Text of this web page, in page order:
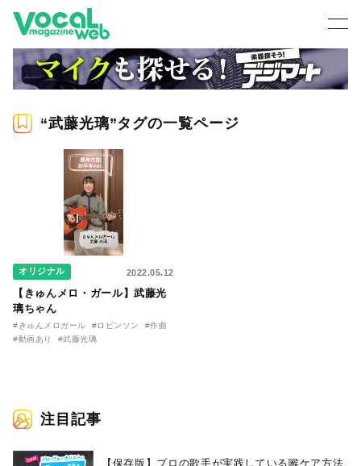
“武藤光璃”タグの一覧ページ
オリジナル 2022.05.12
【きゅんメロ・ガール】武藤光
璃ちゃん
#きゅんメロガール #ロビンソン
#作曲
#動画あり
#武藤光璃
注目記事
【保存版】プロの歌手が実践している喉ケア⽅法